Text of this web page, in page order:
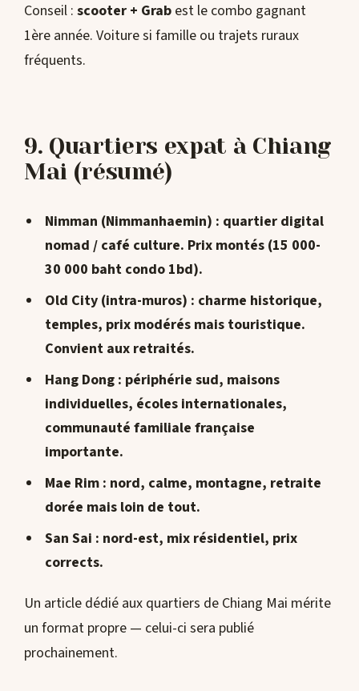
Conseil : scooter + Grab est le combo gagnant
1ère année. Voiture si famille ou trajets ruraux
fréquents.
9. Quartiers expat à Chiang
Mai (résumé)
Nimman (Nimmanhaemin) : quartier digital
nomad / café culture. Prix montés (15 000-
30 000 baht condo 1bd).
Old City (intra-muros) : charme historique,
temples, prix modérés mais touristique.
Convient aux retraités.
Hang Dong: périphérie sud, maisons
individuelles, écoles internationales,
communauté familiale française
importante.
Mae Rim: nord, calme, montagne, retraite
dorée mais loin de tout.
San Sai : nord-est, mix résidentiel, prix
corrects.
Un article dédié aux quartiers de Chiang Mai mérite
un format propre — celui-ci sera publié
prochainement.